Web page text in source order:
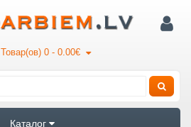
Товар(ов) 0 - 0.00€
Каталог